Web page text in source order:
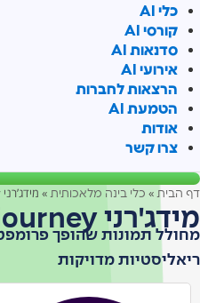
כלי AI
קורסי AI
סדנאות AI
אירועי AI
הרצאות לחברות
הטמעת AI
אודות
צרו קשר
דף הבית » כלי בינה מלאכותית » מידג’רני Midjourney
מידג'רני Midjourney
מחולל תמונות שהופך
ריאליסטיות מדויקות